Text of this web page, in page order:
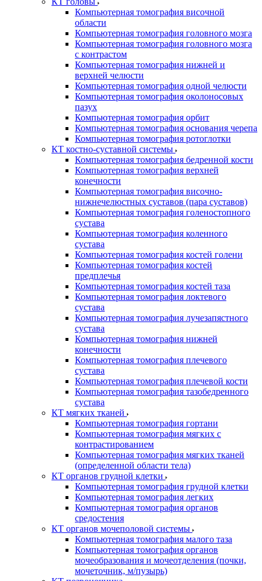
Компьютерная томография височной
области
Компьютерная томография головного мозга
Компьютерная томография головного мозга
с контрастом
Компьютерная томография нижней и
верхней челюсти
Компьютерная томография одной челюсти
Компьютерная томография околоносовых
пазух
Компьютерная томография орбит
Компьютерная томография основания черепа
Компьютерная томография ротоглотки
КТ костно-суставной системы
Компьютерная томография бедренной кости
Компьютерная томография верхней
конечности
Компьютерная томография височно-
нижнечелюстных суставов (пара суставов)
Компьютерная томография голеностопного
сустава
Компьютерная томография коленного
сустава
Компьютерная томография костей голени
Компьютерная томография костей
предплечья
Компьютерная томография костей таза
Компьютерная томография локтевого
сустава
Компьютерная томография лучезапястного
сустава
Компьютерная томография нижней
конечности
Компьютерная томография плечевого
сустава
Компьютерная томография плечевой кости
Компьютерная томография тазобедренного
сустава
КТ мягких тканей
Компьютерная томография гортани
Компьютерная томография мягких с
контрастированием
Компьютерная томография мягких тканей
(определенной области тела)
КТ органов грудной клетки
Компьютерная томография грудной клетки
Компьютерная томография легких
Компьютерная томография органов
средостения
КТ органов мочеполовой системы
Компьютерная томография малого таза
Компьютерная томография органов
мочеобразования и мочеотделения (почки,
мочеточник, м/пузырь)